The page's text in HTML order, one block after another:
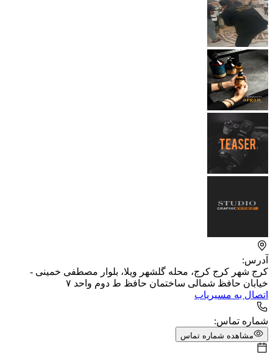
آدرس:
کرج شهر کرج کرج، محله گلشهر ویلا، بلوار مصطفی خمینی -
خیابان حافظ شمالی ساختمان حافظ ط دوم واحد ۷
اتصال به مسیریاب
شماره تماس:
مشاهده شماره تماس